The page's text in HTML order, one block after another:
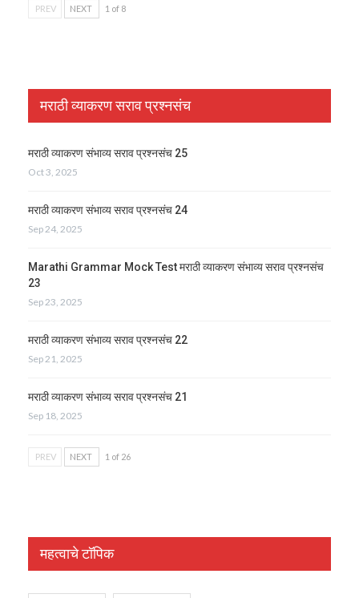
PREV NEXT 1 of 8
मराठी व्याकरण सराव प्रश्नसंच
मराठी व्याकरण संभाव्य सराव प्रश्नसंच 25
Oct 3, 2025
मराठी व्याकरण संभाव्य सराव प्रश्नसंच 24
Sep 24, 2025
Marathi Grammar Mock Test मराठी व्याकरण संभाव्य सराव प्रश्नसंच
23
Sep 23, 2025
मराठी व्याकरण संभाव्य सराव प्रश्नसंच 22
Sep 21, 2025
मराठी व्याकरण संभाव्य सराव प्रश्नसंच 21
Sep 18, 2025
PREV NEXT 1 of 26
महत्वाचे टॉपिक